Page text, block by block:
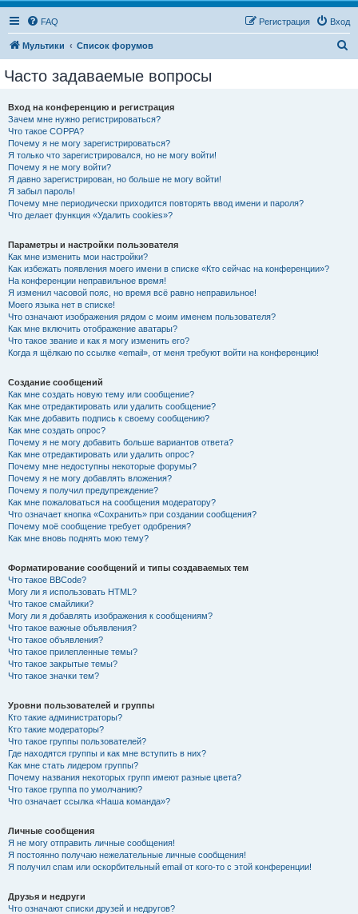
FAQ Вход
Регистрация
Мультики Список форумов
Часто задаваемые вопросы
Вход на конференцию и регистрация
Зачем мне нужно регистрироваться?
Что такое COPPA?
Почему я не могу зарегистрироваться?
Я только что зарегистрировался, но не могу войти!
Почему я не могу войти?
Я давно зарегистрирован, но больше не могу войти!
Я забыл пароль!
Почему мне периодически приходится повторять ввод имени и пароля?
Что делает функция «Удалить cookies»?
Параметры и настройки пользователя
Как мне изменить мои настройки?
Как избежать появления моего имени в списке «Кто сейчас на конференции»?
На конференции неправильное время!
Я изменил часовой пояс, но время всё равно неправильное!
Моего языка нет в списке!
Что означают изображения рядом с моим именем пользователя?
Как мне включить отображение аватары?
Что такое звание и как я могу изменить его?
Когда я щёлкаю по ссылке «email», от меня требуют войти на конференцию!
Создание сообщений
Как мне создать новую тему или сообщение?
Как мне отредактировать или удалить сообщение?
Как мне добавить подпись к своему сообщению?
Как мне создать опрос?
Почему я не могу добавить больше вариантов ответа?
Как мне отредактировать или удалить опрос?
Почему мне недоступны некоторые форумы?
Почему я не могу добавлять вложения?
Почему я получил предупреждение?
Как мне пожаловаться на сообщения модератору?
Что означает кнопка «Сохранить» при создании сообщения?
Почему моё сообщение требует одобрения?
Как мне вновь поднять мою тему?
Форматирование сообщений и типы создаваемых тем
Что такое BBCode?
Могу ли я использовать HTML?
Что такое смайлики?
Могу ли я добавлять изображения к сообщениям?
Что такое важные объявления?
Что такое объявления?
Что такое прилепленные темы?
Что такое закрытые темы?
Что такое значки тем?
Уровни пользователей и группы
Кто такие администраторы?
Кто такие модераторы?
Что такое группы пользователей?
Где находятся группы и как мне вступить в них?
Как мне стать лидером группы?
Почему названия некоторых групп имеют разные цвета?
Что такое группа по умолчанию?
Что означает ссылка «Наша команда»?
Личные сообщения
Я не могу отправить личные сообщения!
Я постоянно получаю нежелательные личные сообщения!
Я получил спам или оскорбительный email от кого-то с этой конференции!
Друзья и недруги
Что означают списки друзей и недругов?